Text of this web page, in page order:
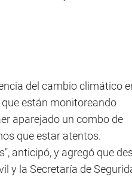
del cambio climático
están monitoreando
aparejado un combo de
que estar atentos.
anticipó, y agregó que
y la Secretaría de